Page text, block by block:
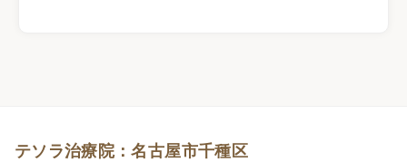
テソラ治療院：名古屋市千種区